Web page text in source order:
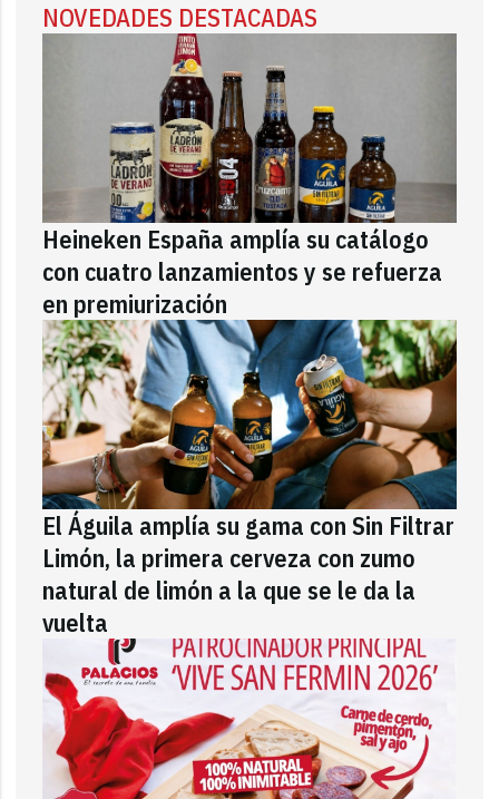
NOVEDADES DESTACADAS
Heineken España amplía su catálogo
con cuatro lanzamientos y se refuerza
en premiurización
El Águila amplía su gama con Sin Filtrar
Limón, la primera cerveza con zumo
natural de limón a la que se le da la
vuelta